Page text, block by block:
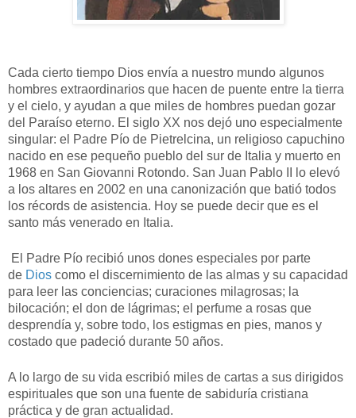
Cada cierto tiempo Dios envía a nuestro mundo algunos
hombres extraordinarios que hacen de puente entre la tierra
y el cielo, y ayudan a que miles de hombres puedan gozar
del Paraíso eterno. El siglo XX nos dejó uno especialmente
singular: el Padre Pío de Pietrelcina, un religioso capuchino
nacido en ese pequeño pueblo del sur de Italia y muerto en
1968 en San Giovanni Rotondo. San Juan Pablo II lo elevó
a los altares en 2002 en una canonización que batió todos
los récords de asistencia. Hoy se puede decir que es el
santo más venerado en Italia.
El Padre Pío recibió unos dones especiales por parte
de Dios como el discernimiento de las almas y su capacidad
para leer las conciencias; curaciones milagrosas; la
bilocación; el don de lágrimas; el perfume a rosas que
desprendía y, sobre todo, los estigmas en pies, manos y
costado que padeció durante 50 años.
A lo largo de su vida escribió miles de cartas a sus dirigidos
espirituales que son una fuente de sabiduría cristiana
práctica y de gran actualidad.